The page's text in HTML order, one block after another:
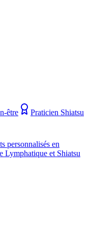
être
Praticien Shiatsu
personnalisés en
Lymphatique et Shiatsu